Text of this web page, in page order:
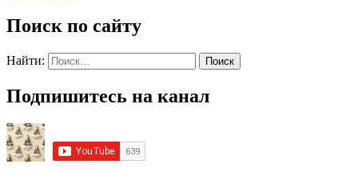
Поиск по сайту
Найти:
Подпишитесь на канал